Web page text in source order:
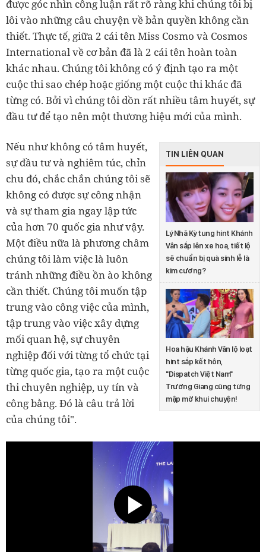
được góc nhìn công luận rất rõ ràng khi chúng tôi bị
lôi vào những câu chuyện về bản quyền không cần
thiết. Thực tế, giữa 2 cái tên Miss Cosmo và Cosmos
International về cơ bản đã là 2 cái tên hoàn toàn
khác nhau. Chúng tôi không có ý định tạo ra một
cuộc thi sao chép hoặc giống một cuộc thi khác đã
từng có. Bởi vì chúng tôi dồn rất nhiều tâm huyết, sự
đầu tư để tạo nên một thương hiệu mới của mình.
TIN LIÊN QUAN
Lý Nhã Kỳ tung hint Khánh
Vân sắp lên xe hoa, tiết lộ
sẽ chuẩn bị quà sính lễ là
kim cương?
Hoa hậu Khánh Vân lộ loạt
hint sắp kết hôn,
"Dispatch Việt Nam"
Trường Giang cũng từng
mập mờ khui chuyện!
Nếu như không có tâm huyết,
sự đầu tư và nghiêm túc, chỉn
chu đó, chắc chắn chúng tôi sẽ
không có được sự công nhận
và sự tham gia ngay lập tức
của hơn 70 quốc gia như vậy.
Một điều nữa là phương châm
chúng tôi làm việc là luôn
tránh những điều ồn ào không
cần thiết. Chúng tôi muốn tập
trung vào công việc của mình,
tập trung vào việc xây dựng
mối quan hệ, sự chuyên
nghiệp đối với từng tổ chức tại
từng quốc gia, tạo ra một cuộc
thi chuyên nghiệp, uy tín và
công bằng. Đó là câu trả lời
của chúng tôi".